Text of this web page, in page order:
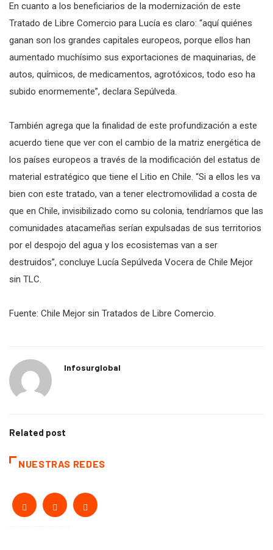
En cuanto a los beneficiarios de la modernización de este
Tratado de Libre Comercio para Lucía es claro: “aquí quiénes
ganan son los grandes capitales europeos, porque ellos han
aumentado muchísimo sus exportaciones de maquinarias, de
autos, químicos, de medicamentos, agrotóxicos, todo eso ha
subido enormemente”, declara Sepúlveda.
También agrega que la finalidad de este profundización a este
acuerdo tiene que ver con el cambio de la matriz energética de
los países europeos a través de la modificación del estatus de
material estratégico que tiene el Litio en Chile. “Si a ellos les va
bien con este tratado, van a tener electromovilidad a costa de
que en Chile, invisibilizado como su colonia, tendríamos que las
comunidades atacameñas serían expulsadas de sus territorios
por el despojo del agua y los ecosistemas van a ser
destruidos”, concluye Lucía Sepúlveda Vocera de Chile Mejor
sin TLC.
Fuente: Chile Mejor sin Tratados de Libre Comercio.
Infosurglobal
Related post
NUESTRAS REDES